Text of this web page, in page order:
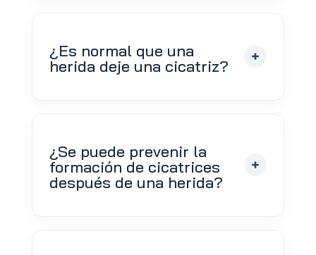
¿Es normal que una
herida deje una cicatriz?
¿Se puede prevenir la
formación de cicatrices
después de una herida?